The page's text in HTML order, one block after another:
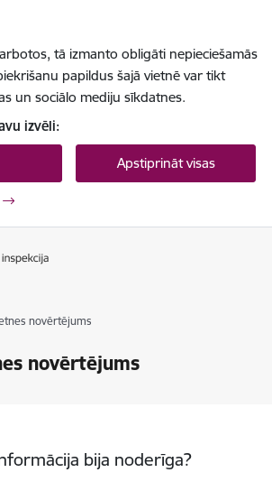
tā izmanto obligāti nepieciešamās
papildus šajā vietnē var tikt
un sociālo mediju sīkdatnes.
izvēli:
Apstiprināt visas
novērtējums
novērtējums
bija noderīga?